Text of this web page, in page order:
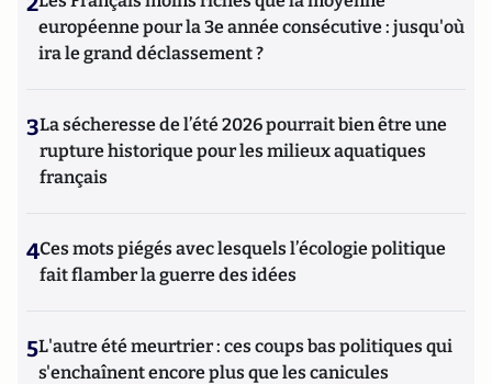
européenne pour la 3e année consécutive : jusqu'où
ira le grand déclassement ?
3La sécheresse de l’été 2026 pourrait bien être une
rupture historique pour les milieux aquatiques
français
4Ces mots piégés avec lesquels l’écologie politique
fait flamber la guerre des idées
5L'autre été meurtrier : ces coups bas politiques qui
s'enchaînent encore plus que les canicules